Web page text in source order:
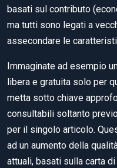
basati sul contributo
ma tutti sono legati a
assecondare le
Immaginate ad esempio
libera e gratuita solo per
metta sotto chiave
consultabili soltanto
per il singolo articolo.
ad un aumento della
attuali, basati sulla carta